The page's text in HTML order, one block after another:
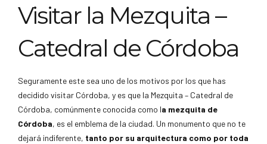
Visitar la Mezquita –
Catedral de Córdoba
Seguramente este sea uno de los motivos por los que has
decidido visitar Córdoba, y es que la Mezquita – Catedral de
Córdoba, comúnmente conocida como la mezquita de
Córdoba, es el emblema de la ciudad. Un monumento que no te
dejará indiferente, tanto por su arquitectura como por toda